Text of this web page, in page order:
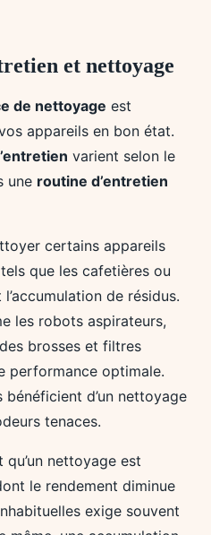
et nettoyage
de nettoyage est
appareils en bon état.
varient selon le
une routine d’entretien
certains appareils
que les cafetières ou
de résidus.
les robots aspirateurs,
brosses et filtres
performance optimale.
d’un nettoyage
tenaces.
nettoyage est
le rendement diminue
exige souvent